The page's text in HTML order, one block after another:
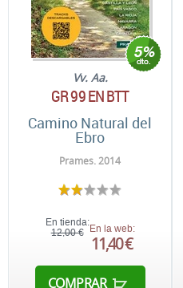
Vv. Aa.
GR 99 EN BTT
Camino Natural del
Ebro
Prames. 2014
En tienda:
12,00 € En la web:
11,40 €
COMPRAR